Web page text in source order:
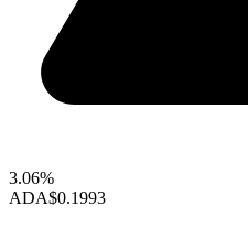
3.06%
ADA$0.1993